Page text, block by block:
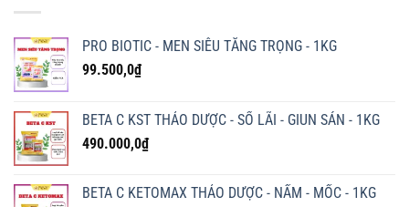
PRO BIOTIC - MEN SIÊU TĂNG TRỌNG - 1KG
99.500,0₫
BETA C KST THẢO DƯỢC - SỔ LÃI - GIUN SÁN - 1KG
490.000,0₫
BETA C KETOMAX THẢO DƯỢC - NẤM - MỐC - 1KG